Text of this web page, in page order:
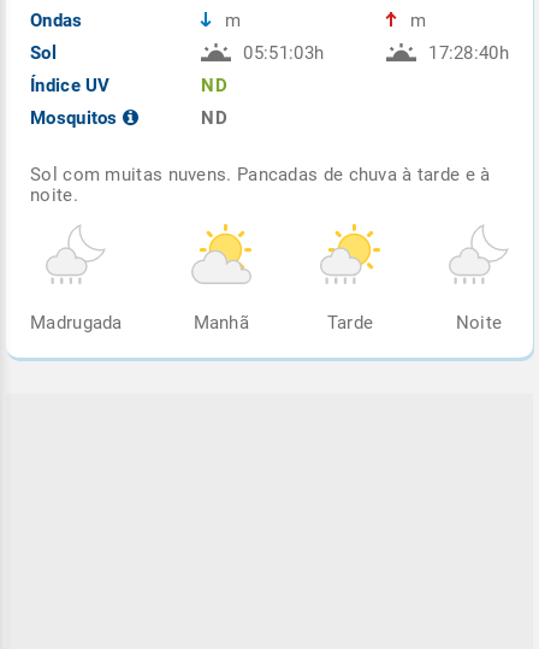
Ondas
Sol
Índice UV
Mosquitos
m
05:51:03h
ND
ND
m
17:28:40h
Sol com muitas nuvens. Pancadas de chuva à tarde e à
noite.
Madrugada Manhã Tarde Noite